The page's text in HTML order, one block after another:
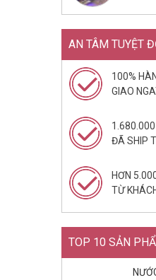
AN TÂM TUYỆT
100%
GIAO
ĐÃ SHIP
HƠN
TỪ
TOP 10 SẢN